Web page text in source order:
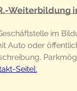
Weiterbildung
im
Auto oder
Seite].